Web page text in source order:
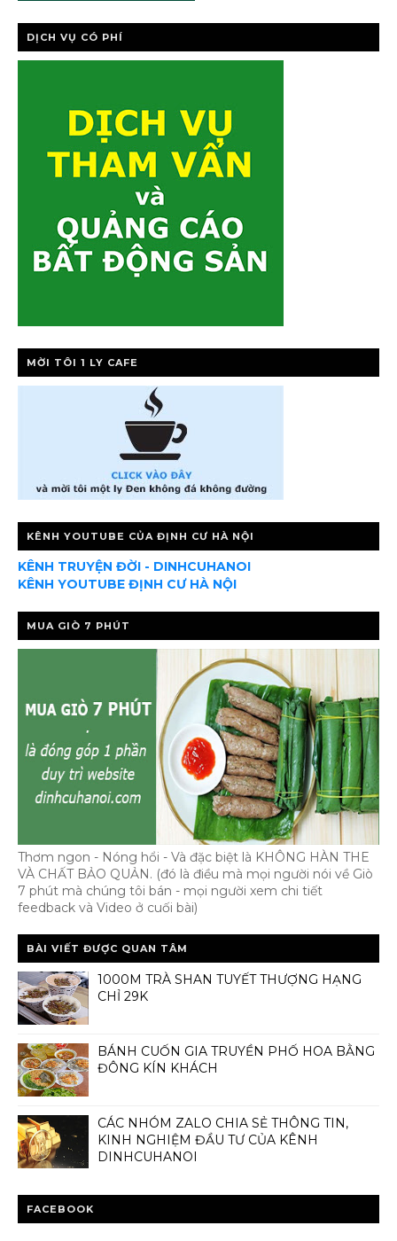
DỊCH VỤ CÓ PHÍ
MỜI TÔI 1 LY CAFE
KÊNH YOUTUBE CỦA ĐỊNH CƯ HÀ NỘI
KÊNH TRUYỆN ĐỜI - DINHCUHANOI
KÊNH YOUTUBE ĐỊNH CƯ HÀ NỘI
MUA GIÒ 7 PHÚT
Thơm ngon - Nóng hổi - Và đặc biệt là KHÔNG HÀN THE
VÀ CHẤT BẢO QUẢN. (đó là điều mà mọi người nói về Giò
7 phút mà chúng tôi bán - mọi người xem chi tiết
feedback và Video ở cuối bài)
BÀI VIẾT ĐƯỢC QUAN TÂM
1000M TRÀ SHAN TUYẾT THƯỢNG HẠNG
CHỈ 29K
BÁNH CUỐN GIA TRUYỀN PHỐ HOA BẰNG
ĐÔNG KÍN KHÁCH
CÁC NHÓM ZALO CHIA SẺ THÔNG TIN,
KINH NGHIỆM ĐẦU TƯ CỦA KÊNH
DINHCUHANOI
FACEBOOK